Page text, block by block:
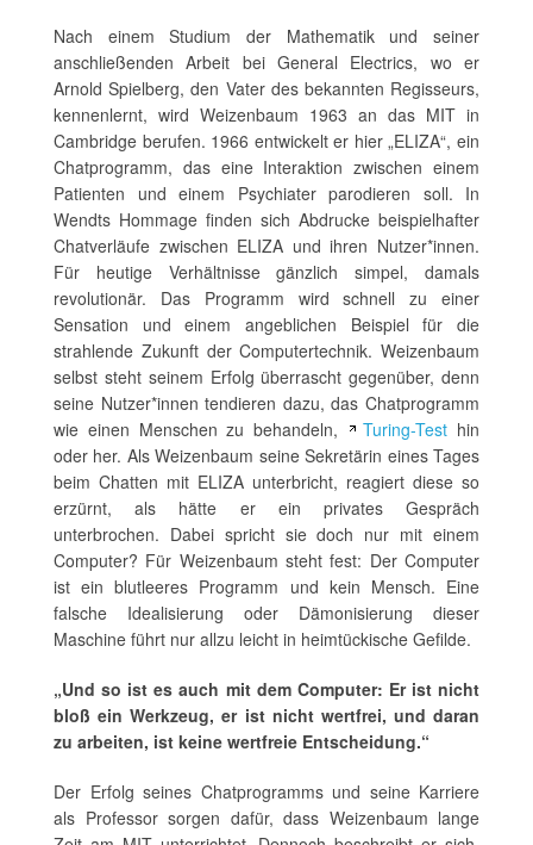
Nach einem Studium der Mathematik und seiner
anschließenden Arbeit bei General Electrics, wo er
Arnold Spielberg, den Vater des bekannten Regisseurs,
kennenlernt, wird Weizenbaum 1963 an das MIT in
Cambridge berufen. 1966 entwickelt er hier „ELIZA“, ein
Chatprogramm, das eine Interaktion zwischen einem
Patienten und einem Psychiater parodieren soll. In
Wendts Hommage finden sich Abdrucke beispielhafter
Chatverläufe zwischen ELIZA und ihren Nutzer*innen.
Für heutige Verhältnisse gänzlich simpel, damals
revolutionär. Das Programm wird schnell zu einer
Sensation und einem angeblichen Beispiel für die
strahlende Zukunft der Computertechnik. Weizenbaum
selbst steht seinem Erfolg überrascht gegenüber, denn
seine Nutzer*innen tendieren dazu, das Chatprogramm
wie einen Menschen zu behandeln,
Turing-Test hin
oder her. Als Weizenbaum seine Sekretärin eines Tages
beim Chatten mit ELIZA unterbricht, reagiert diese so
erzürnt, als hätte er ein privates Gespräch
unterbrochen. Dabei spricht sie doch nur mit einem
Computer? Für Weizenbaum steht fest: Der Computer
ist ein blutleeres Programm und kein Mensch. Eine
falsche Idealisierung oder Dämonisierung dieser
Maschine führt nur allzu leicht in heimtückische Gefilde.
„Und so ist es auch mit dem Computer: Er ist nicht
bloß ein Werkzeug, er ist nicht wertfrei, und daran
zu arbeiten, ist keine wertfreie Entscheidung.“
Der Erfolg seines Chatprogramms und seine Karriere
als Professor sorgen dafür, dass Weizenbaum lange